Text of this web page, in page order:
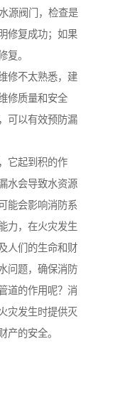
源阀门，检查是
修复成功；如果
复。
修不太熟悉，建
修质量和安全
可以有效预防漏
它起到积的作
水会导致水资源
能会影响消防系
力，在火灾发生
人们的生命和财
问题，确保消防
道的作用呢？消
灾发生时提供灭
产的安全。